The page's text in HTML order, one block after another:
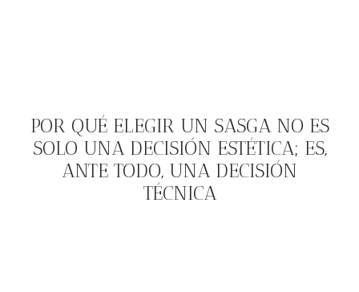
POR QUÉ ELEGIR UN SASGA NO ES
SOLO UNA DECISIÓN ESTÉTICA; ES,
ANTE TODO, UNA DECISIÓN
TÉCNICA